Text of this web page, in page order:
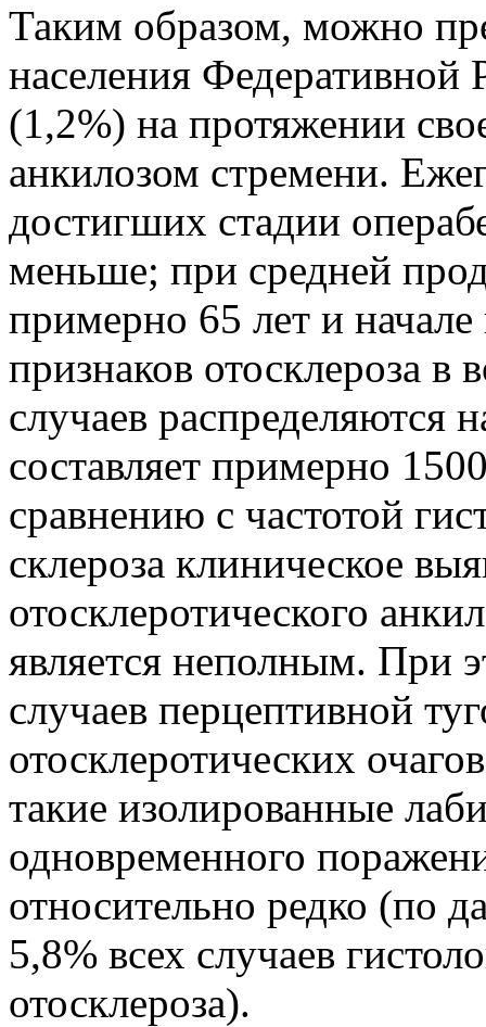
Таким образом, можно
населения Федеративной
(1,2%) на протяжении
анкилозом стремени.
достигших стадии
меньше; при средней
примерно 65 лет и
признаков отосклероза в
случаев распределяются
составляет примерно
сравнению с частотой
склероза клиническое
отосклеротического
является неполным. При
случаев перцеп­тивной
отосклеротических
такие изолированные
одновременного
относи­тельно редко (по
5,8% всех случаев
отосклероза).